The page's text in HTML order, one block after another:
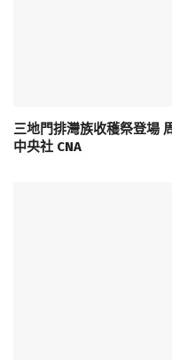
三地門排灣族收穫祭登場
中央社 CNA